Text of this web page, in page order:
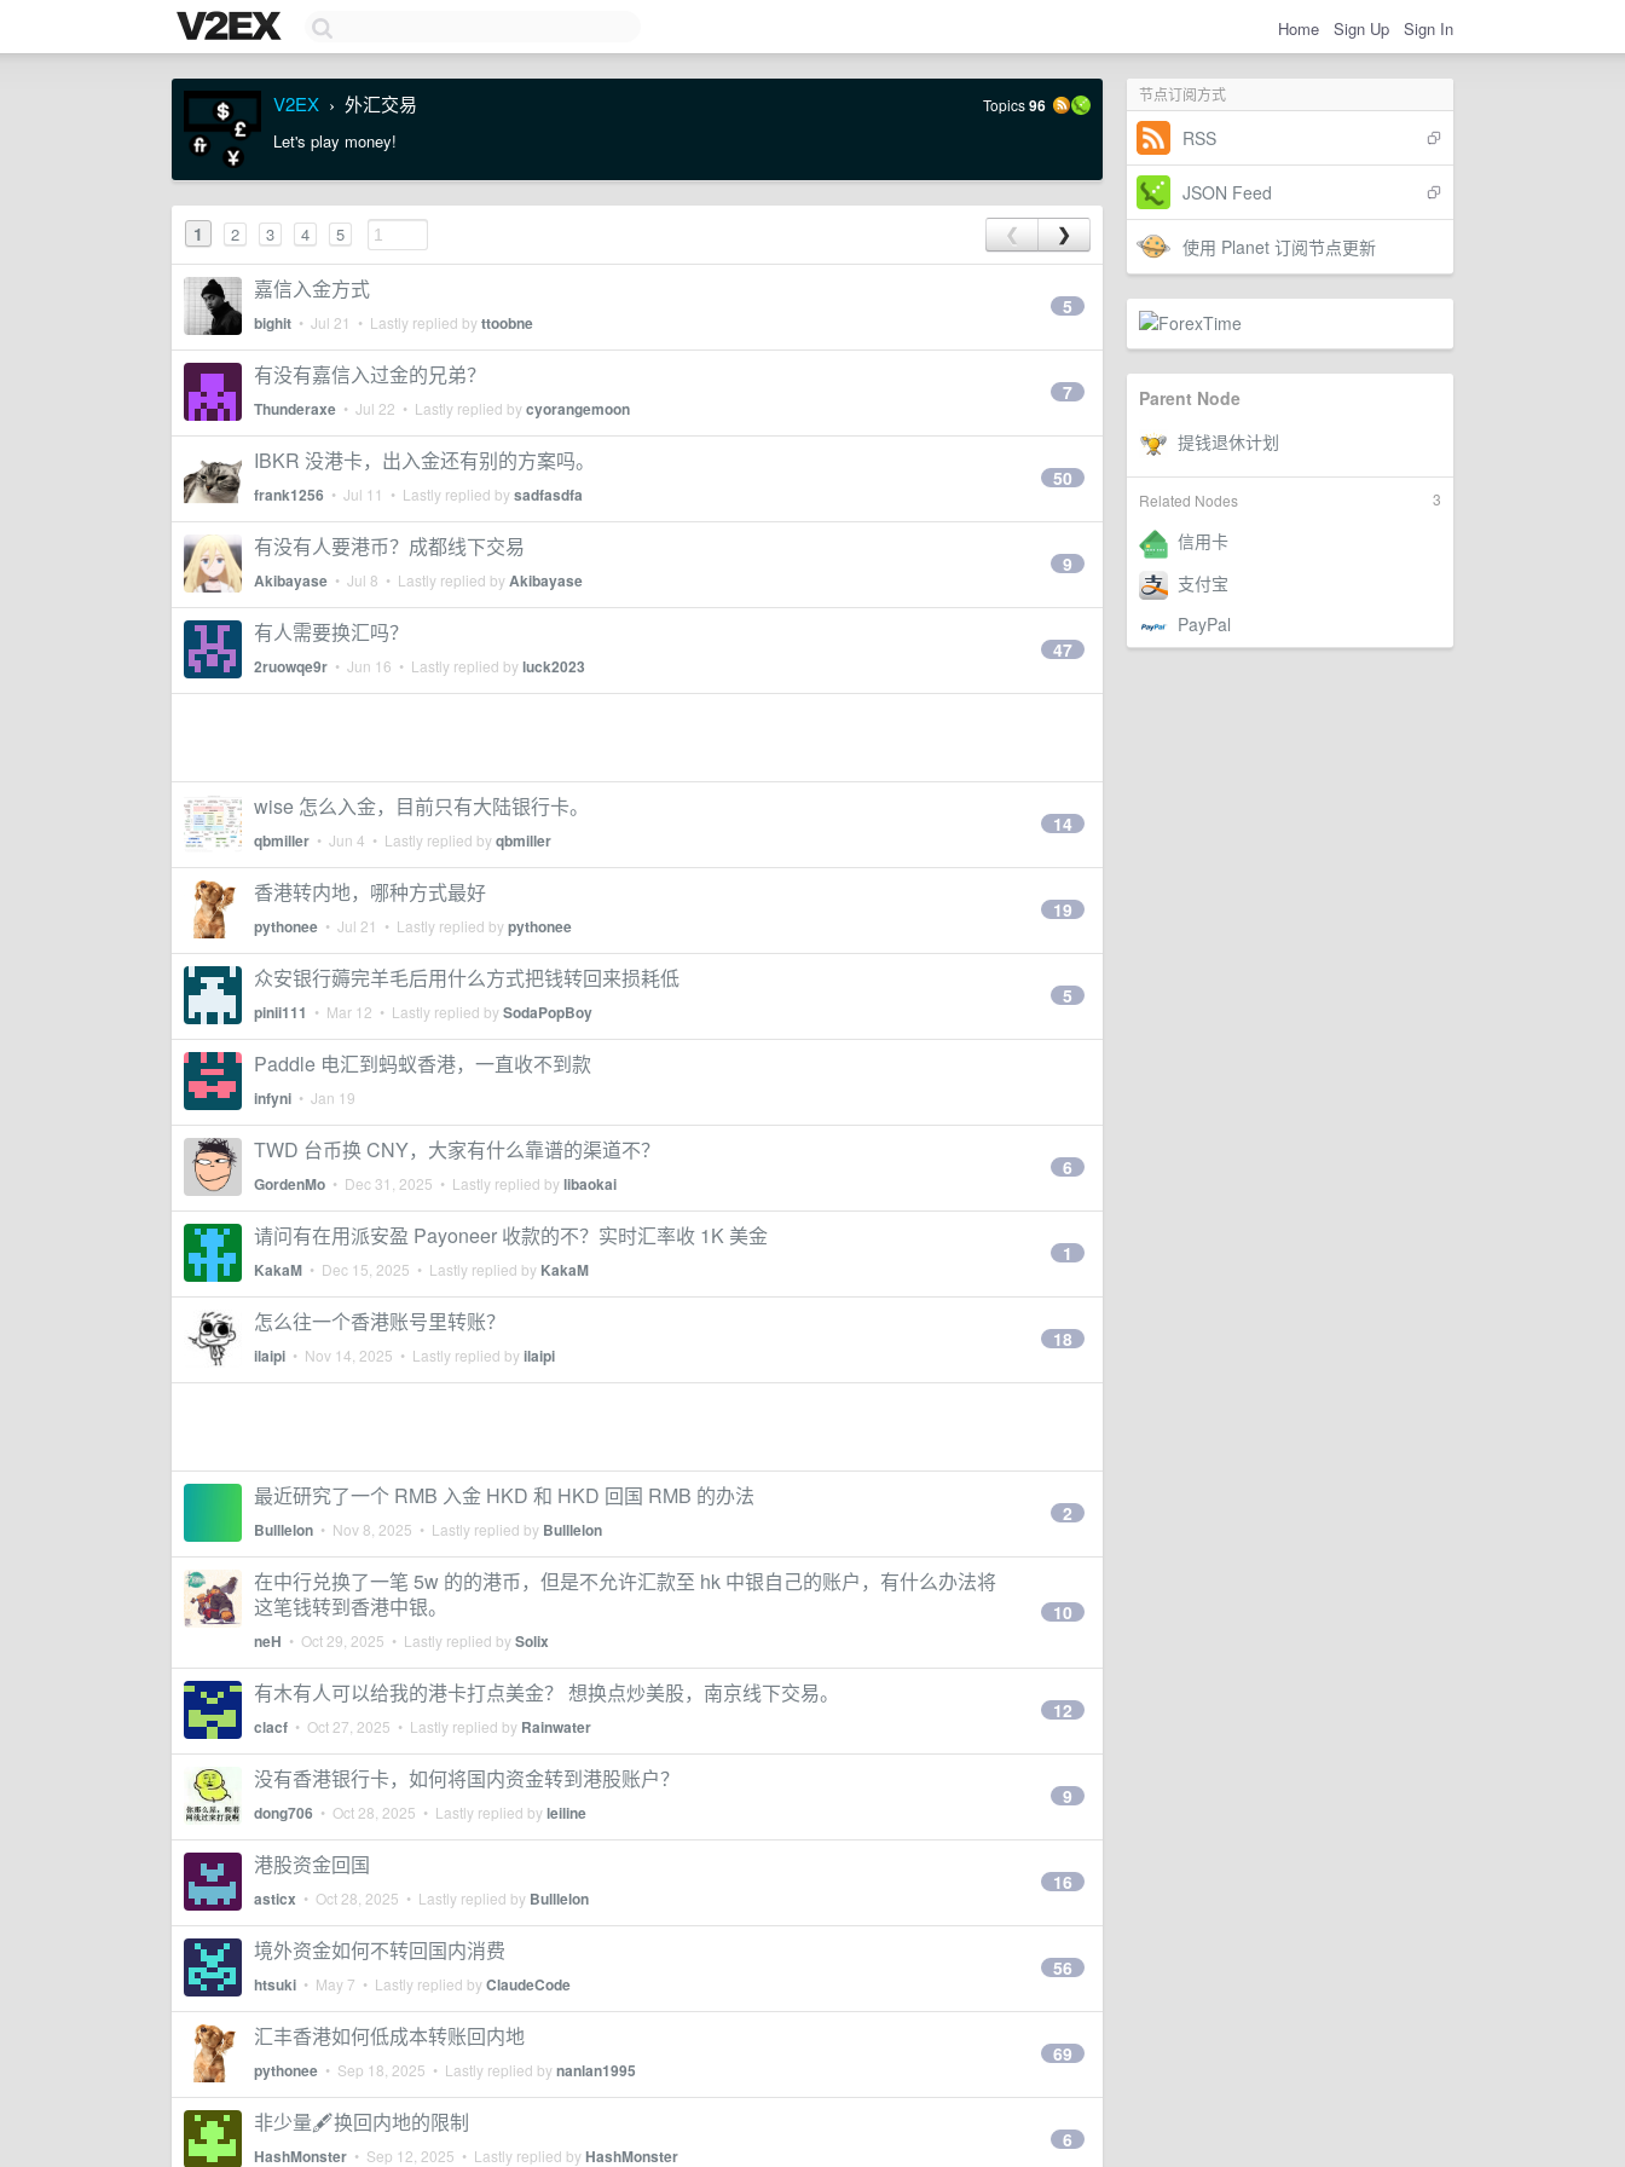
Home Sign Up Sign In
节点订阅方式
RSS
JSON Feed
使用 Planet 订阅节点更新
Parent Node
3
Related Nodes
V2EX › 外汇交易 Topics96
Let's play money!
1 2 3 4 5 ❮ ❯
嘉信入金方式
bighit • Jul 21 • Lastly replied byttoobne
5
有没有嘉信入过金的兄弟？
Thunderaxe • Jul 22 • Lastly replied bycyorangemoon
7
IBKR 没港卡，出入金还有别的方案吗。
frank1256 • Jul 11 • Lastly replied bysadfasdfa
50
有没有人要港币？成都线下交易
Akibayase • Jul 8 • Lastly replied byAkibayase
9
有人需要换汇吗？
2ruowqe9r • Jun 16 • Lastly replied byluck2023
47
wise 怎么入金，目前只有大陆银行卡。
qbmiller • Jun 4 • Lastly replied byqbmiller
14
香港转内地，哪种方式最好
pythonee • Jul 21 • Lastly replied bypythonee
19
众安银行薅完羊毛后用什么方式把钱转回来损耗低
pinii111 • Mar 12 • Lastly replied bySodaPopBoy
5
Paddle 电汇到蚂蚁香港，一直收不到款
infyni • Jan 19
TWD 台币换 CNY，大家有什么靠谱的渠道不？
GordenMo • Dec 31, 2025 • Lastly replied bylibaokai
6
请问有在用派安盈 Payoneer 收款的不？实时汇率收 1K 美金
KakaM • Dec 15, 2025 • Lastly replied by KakaM
1
怎么往一个香港账号里转账？
ilaipi • Nov 14, 2025 • Lastly replied byilaipi
18
最近研究了一个 RMB 入金 HKD 和 HKD 回国 RMB 的办法
Bulllelon • Nov 8, 2025 • Lastly replied by Bulllelon
2
在中行兑换了一笔 5w 的的港币，但是不允许汇款至 hk 中银自己的账户，有什么办法将
这笔钱转到香港中银。
neH • Oct 29, 2025 • Lastly replied bySolix
10
有木有人可以给我的港卡打点美金？ 想换点炒美股，南京线下交易。
clacf • Oct 27, 2025 • Lastly replied by Rainwater
12
没有香港银行卡，如何将国内资金转到港股账户？
dong706 • Oct 28, 2025 • Lastly replied byleiline
9
港股资金回国
asticx • Oct 28, 2025 • Lastly replied by Bulllelon
16
境外资金如何不转回国内消费
htsuki • May 7 • Lastly replied byClaudeCode
56
汇丰香港如何低成本转账回内地
pythonee • Sep 18, 2025 • Lastly replied bynanlan1995
69
非少量🖋换回内地的限制
HashMonster • Sep 12, 2025 • Lastly replied byHashMonster
6